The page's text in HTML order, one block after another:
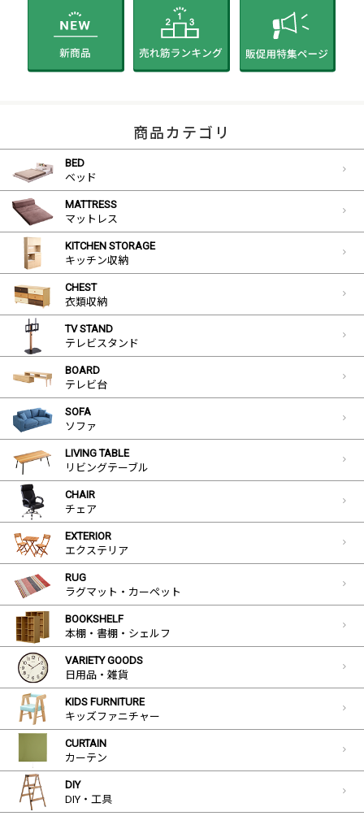
商品カテゴリ
BED
ベッド
MATTRESS
マットレス
KITCHEN STORAGE
キッチン収納
CHEST
衣類収納
TV STAND
テレビスタンド
BOARD
テレビ台
SOFA
ソファ
LIVING TABLE
リビングテーブル
CHAIR
チェア
EXTERIOR
エクステリア
RUG
ラグマット・カーペット
BOOKSHELF
本棚・書棚・シェルフ
VARIETY GOODS
日用品・雑貨
KIDS FURNITURE
キッズファニチャー
CURTAIN
カーテン
DIY
DIY・工具